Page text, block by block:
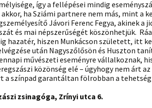
így a fellépései mindig
akkor, ha Sziámi partnere nem más, mint a
Jávori Ferenc Fegya, akinek a
és mai népszerűségét köszönhetjük.
hazatér, hiszen Munkácson született, itt
után Nagyszőlősön és Huszton
művészeti eseményre vállalkoznak,
közönség elé – úgyhogy nem árt
a színpad garantáltan fölrobban a
zsinagóga, Zrínyi utca 6.